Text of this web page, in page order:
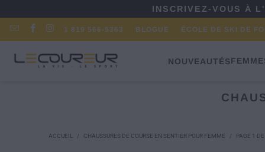
INSCRIVEZ-VOUS À
1 819 566-5363 BLOGUE ÉCOLE DE SKI DE
NOUVEAUTÉS
ACCUEIL / CHAUSSURES DE COURSE EN SENTIER POUR FEMME / PAGE 1